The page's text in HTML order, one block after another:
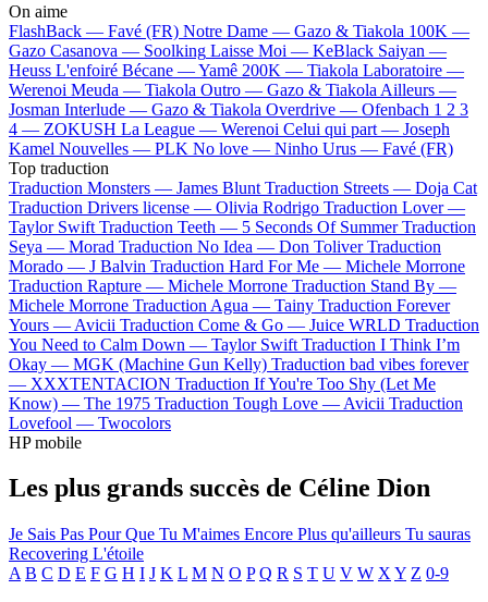
On aime
FlashBack — Favé (FR) Notre Dame — Gazo & Tiakola 100K —
Gazo Casanova — Soolking Laisse Moi — KeBlack Saiyan —
Heuss L'enfoiré Bécane —Yamê 200K — Tiakola Laboratoire —
Werenoi Meuda — Tiakola Outro — Gazo & Tiakola Ailleurs —
Josman Interlude — Gazo & Tiakola Overdrive — Ofenbach 1 2 3
4 — ZOKUSH La League — Werenoi Celui qui part — Joseph
Kamel Nouvelles — PLK No love — Ninho Urus — Favé (FR)
Top traduction
Traduction Monsters — James Blunt Traduction Streets — Doja Cat
Traduction Drivers license — Olivia Rodrigo Traduction Lover —
Taylor Swift Traduction Teeth — 5 Seconds Of Summer Traduction
Seya — Morad Traduction No Idea — Don Toliver Traduction
Morado — J Balvin Traduction Hard For Me — Michele Morrone
Traduction Rapture — Michele Morrone Traduction Stand By —
Michele Morrone Traduction Agua — Tainy Traduction Forever
Yours — Avicii Traduction Come & Go — Juice WRLD Traduction
You Need to Calm Down — Taylor Swift Traduction I Think I’m
Okay — MGK (Machine Gun Kelly) Traduction bad vibes forever
— XXXTENTACION Traduction If You're Too Shy (Let Me
Know) — The 1975 Traduction Tough Love — Avicii Traduction
Lovefool — Twocolors
HP mobile
Les plus grands succès de Céline Dion
Je Sais Pas Pour Que Tu M'aimes Encore Plus qu'ailleurs Tu sauras
Recovering L'étoile
A B C D E F G H I J K L M N O P Q R S T U V W X Y Z 0-9